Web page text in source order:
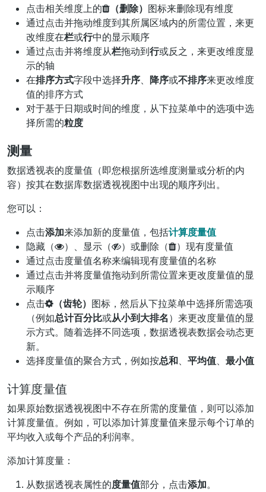
点击相关维度上的
（删除） 图标来删除现有维度
通过点击并拖动维度到其所属区域内的所需位置，来更
改维度在栏或行中的显示顺序
通过点击并将维度从栏拖动到行或反之，来更改维度显
示的轴
在排序方式字段中选择升序、 降序或不排序来更改维度
值的排序方式
对于基于日期或时间的维度，从下拉菜单中的选项中选
择所需的粒度
测量
数据透视表的度量值（即您根据所选维度测量或分析的内
容）按其在数据库数据透视视图中出现的顺序列出。
您可以：
点击添加来添加新的度量值，包括计算度量值
隐藏（
）、显示（ ）或删除（
）现有度量值
通过点击度量值名称来编辑现有度量值的名称
通过点击并将度量值拖动到所需位置来更改度量值的显
示顺序
点击
（齿轮） 图标，然后从下拉菜单中选择所需选项
（例如总计百分比或从小到大排名 ）来更改度量值的显
示方式。随着选择不同选项，数据透视表数据会动态更
新。
选择度量值的聚合方式，例如按总和、 平均值、 最小值
计算度量值
如果原始数据透视视图中不存在所需的度量值，则可以添加
计算度量值。例如，可以添加计算度量值来显示每个订单的
平均收入或每个产品的利润率。
添加计算度量：
从数据透视表属性的度量值部分，点击添加。